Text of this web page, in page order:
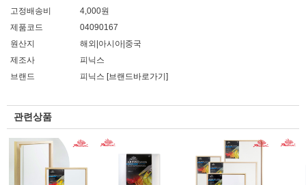
고정배송비
4,000원
제품코드
04090167
원산지
해외|아시아|중국
제조사
피닉스
브랜드
피닉스 [브랜드바로가기]
관련상품